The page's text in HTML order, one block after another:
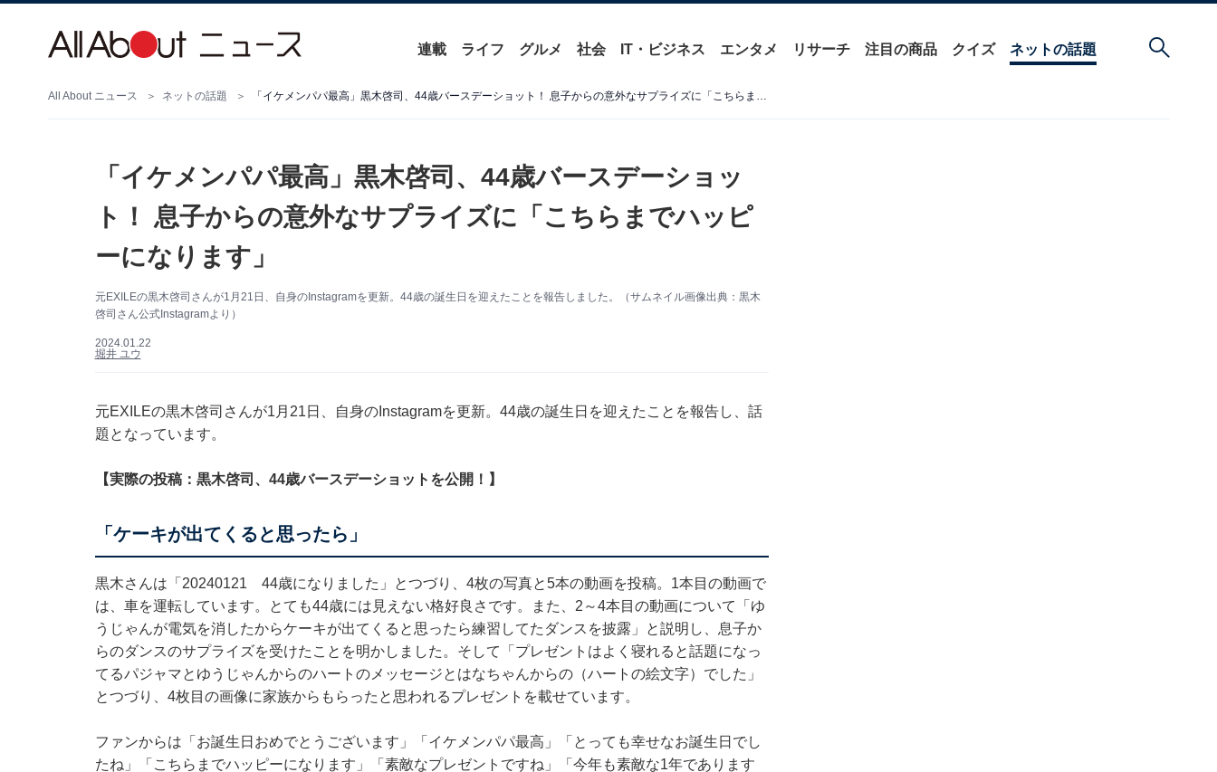
連載 ライフ グルメ 社会 IT・ビジネス エンタメ リサーチ 注目の商品 クイズ ネットの話題
All About ニュース ネットの話題 「イケメンパパ最高」黒木啓司、44歳バースデーショット！ 息子からの意外なサプライズに「こちらまでハッピーになります」
「イケメンパパ最高」黒木啓司、44歳バースデーショッ
ト！ 息子からの意外なサプライズに「こちらまでハッピ
ーになります」
元EXILEの黒木啓司さんが1月21日、自身のInstagramを更新。44歳の誕生日を迎えたことを報告しました。（サムネイル画像出典：黒木
啓司さん公式Instagramより）
2024.01.22
堀井 ユウ
元EXILEの黒木啓司さんが1月21日、自身のInstagramを更新。44歳の誕生日を迎えたことを報告し、話
題となっています。
【実際の投稿：黒木啓司、44歳バースデーショットを公開！】
「ケーキが出てくると思ったら」
黒木さんは「20240121 44歳になりました」とつづり、4枚の写真と5本の動画を投稿。1本目の動画で
は、車を運転しています。とても44歳には見えない格好良さです。また、2～4本目の動画について「ゆ
うじゃんが電気を消したからケーキが出てくると思ったら練習してたダンスを披露」と説明し、息子か
らのダンスのサプライズを受けたことを明かしました。そして「プレゼントはよく寝れると話題になっ
てるパジャマとゆうじゃんからのハートのメッセージとはなちゃんからの（ハートの絵文字）でした」
とつづり、4枚目の画像に家族からもらったと思われるプレゼントを載せています。
ファンからは「お誕生日おめでとうございます」「イケメンパパ最高」「とっても幸せなお誕生日でし
たね」「こちらまでハッピーになります」「素敵なプレゼントですね」「今年も素敵な1年であります